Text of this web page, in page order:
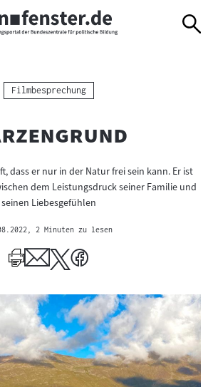
Kategorie:
Filmbesprechung
dass er nur in der Natur frei sein kann. Er ist
dem Leistungsdruck seiner Familie und
seinen Liebesgefühlen
, 2 Minuten zu lesen